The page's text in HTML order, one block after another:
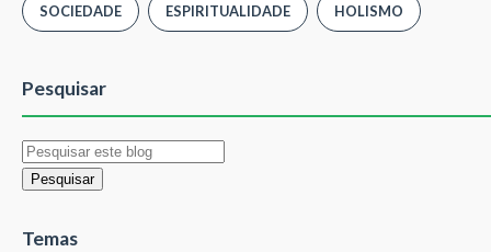
SOCIEDADE ESPIRITUALIDADE HOLISMO
Pesquisar
Temas